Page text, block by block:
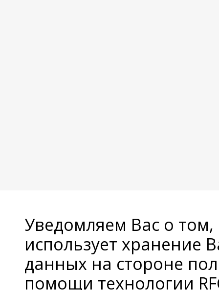
Уведомляем Вас о
использует хранение
данных на стороне
помощи технологии